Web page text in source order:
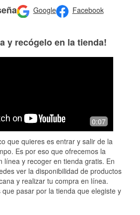
Google Facebook
y recógelo en la tienda!
0:07
que quieres es entrar y salir de la
Es por eso que ofrecemos la
línea y recoger en tienda gratis. En
ver la disponibilidad de productos
y realizar tu compra en línea.
pasar por la tienda que elegiste y